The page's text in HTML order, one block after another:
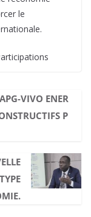
le
VIVO ENER
P